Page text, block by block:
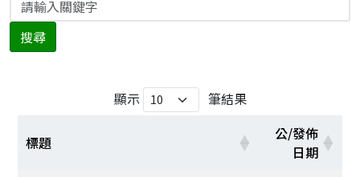
搜尋
顯示 筆結果
標題
公/發佈
日期